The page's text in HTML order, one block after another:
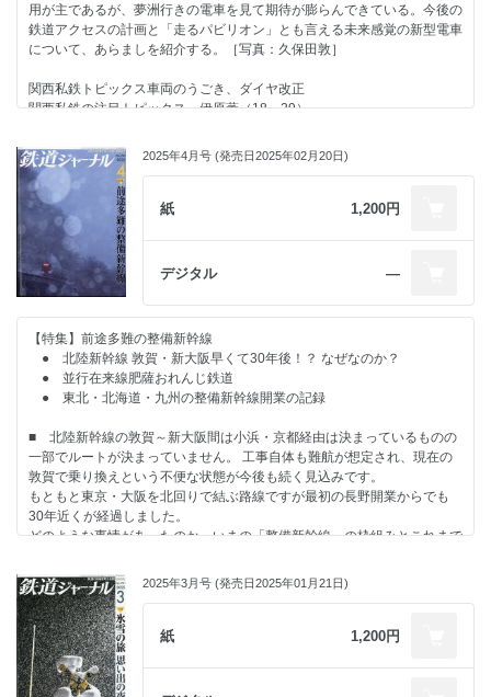
用が主であるが、夢洲行きの電車を見て期待が膨らんできている。今後の
鉄道アクセスの計画と「走るパビリオン」とも言える未来感覚の新型電車
について、あらましを紹介する。［写真：久保田敦］
関西私鉄トピックス車両のうごき、ダイヤ改正
関西私鉄の注目トピックス 伊原薫（18～29）
▽ コロナ禍という未曽有の危機からようやく抜け出しつつある鉄道業
界。関西でも、車両面やダイヤ面などにその気配を感じ取ることができ
る。本稿では、直近のダイヤ改正の内容も紹介しつつ、ここ数年間の各社
の話題を振り返る。［写真：松本洋一］
阪急電鉄2000系電車の概要
大和は国のまほろば悠久の物語が息づくJR奈良線・万葉まほろば線
大和は国のまほろば 土屋武之（32～43）
▽ 古くから都が置かれた大和国は、令和の今では大阪や京都といった大
都市に近い通勤通学圏内であり、一方で観光地として内外から多くの来訪
者を迎えている。しかしローカル線の面影も残り不思議な雰囲気も醸し出
している特徴的な路線でもある。京都・奈良を結ぶJR奈良線と「万葉ま
4月登場の新「まほろば」を公開
かくて500kmの鉄路に 近鉄路線網形成史 岩成政和
柴田東吾（44～61）
▽ 大阪・名古屋から北陸方面を結ぶ特急列車として東海道新幹線の開業
と同時期に新設された特急が大阪発着の「雷鳥」と名古屋発着の「しらさ
ぎ」だった。「雷鳥」は車両の置き換えとともに「サンダーバード」と改
めたほか、「しらさぎ」は車両の置き換えとともに米原発着の列車も吸
2025年4月号 (発売日2025年02月20日)
紙 1,200円
デジタル ―
【特集】前途多難の整備新幹線
● 北陸新幹線 敦賀・新大阪早くて30年後！？ なぜなのか？
● 並行在来線肥薩おれんじ鉄道
● 東北・北海道・九州の整備新幹線開業の記録
■ 北陸新幹線の敦賀～新大阪間は小浜・京都経由は決まっているものの
一部でルートが決まっていません。 工事自体も難航が想定され、現在の
敦賀で乗り換えという不便な状態が今後も続く見込みです。
もともと東京・大阪を北回りで結ぶ路線ですが最初の長野開業からでも
30年近くが経過しました。
どのような事情があったのか、いまの「整備新幹線」の枠組みとこれまで
ぜ」をまとめました。
■ 日本の鉄道の実態は最近30年ほどで大きく変わってきました。国鉄改
革＝JR発足から50年となる2037年の鉄道はどのように変わっているでし
ょうか。
これまでの変化をふまえて想像してみました。
2025年3月号 (発売日2025年01月21日)
紙 1,200円